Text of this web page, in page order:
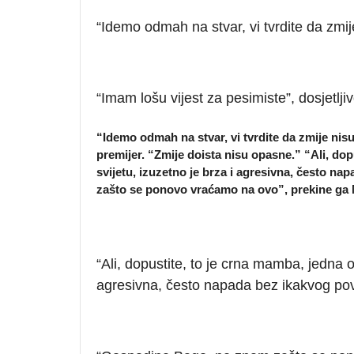
“Idemo odmah na stvar, vi tvrdite da
“Imam lošu vijest za pesimiste”,
“Idemo odmah na stvar, vi tvrdite da zmije
premijer. “Zmije doista nisu opasne.” “Ali,
svijetu, izuzetno je brza i agresivna, često
zašto se ponovo vraćamo na ovo”, prekine
“Ali, dopustite, to je crna mamba, jedna
agresivna, često napada bez ikakvog